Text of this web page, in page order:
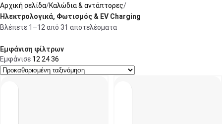
Αρχική σελίδα Καλώδια & αντάπτορες
Ηλεκτρολογικά, Φωτισμός & EV Charging
Βλέπετε 1–12 από 31 αποτελέσματα
Εμφάνιση φίλτρων
Εμφάνισε 122436